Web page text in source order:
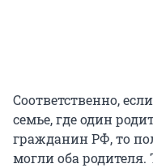
Соответственно,
семье, где один
гражданин РФ, то
могли оба родителя.